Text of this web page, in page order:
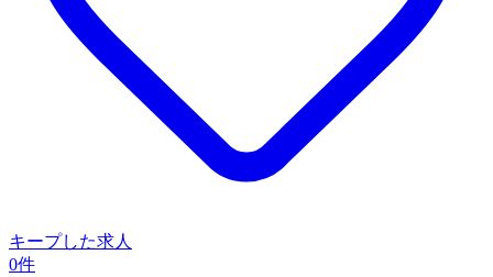
キープした求人
0件